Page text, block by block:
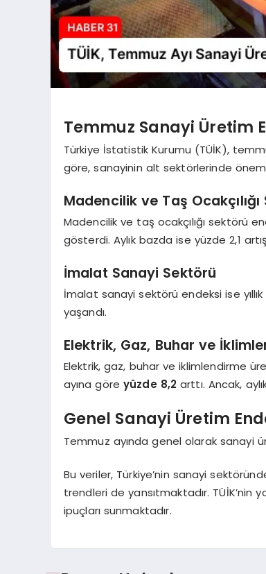
Temmuz Sanayi Üretim
Türkiye İstatistik Kurumu (TÜİK),
göre, sanayinin alt sektörlerinde
Madencilik ve Taş
Madencilik ve taş ocakçılığı sektörü
gösterdi. Aylık bazda ise yüzde 2,1
İmalat Sanayi Sektörü
İmalat sanayi sektörü endeksi ise
yaşandı.
Elektrik, Gaz, Buhar ve
Elektrik, gaz, buhar ve iklimlendirme
ayına göre yüzde 8,2 arttı. Ancak,
Genel Sanayi Üretim
Temmuz ayında genel olarak sanayi
Bu veriler, Türkiye’nin sanayi
trendleri de yansıtmaktadır. TÜİK’nin
ipuçları sunmaktadır.